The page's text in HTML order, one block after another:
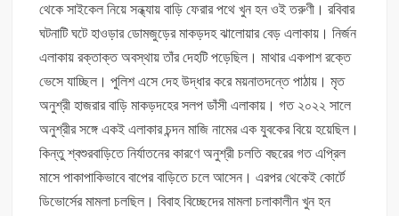
থেকে সাইকেল নিয়ে সন্ধ্যায় বাড়ি ফেরার পথে খুন হন ওই তরুণী। রবিবার
ঘটনাটি ঘটে হাওড়ার ডোমজুড়ের মাকড়দহ ঝালোয়ার বেড় এলাকায়। নির্জন
এলাকায় রক্তাক্ত অবস্থায় তাঁর দেহটি পড়েছিল। মাথার একপাশ রক্তে
ভেসে যাচ্ছিল। পুলিশ এসে দেহ উদ্ধার করে ময়নাতদন্তে পাঠায়। মৃত
অনুশ্রী হাজরার বাড়ি মাকড়দহের সলপ ডাঁসী এলাকায়। গত ২০২২ সালে
অনুশ্রীর সঙ্গে একই এলাকার চন্দন মাজি নামের এক যুবকের বিয়ে হয়েছিল।
কিন্তু শ্বশুরবাড়িতে নির্যাতনের কারণে অনুশ্রী চলতি বছরের গত এপ্রিল
মাসে পাকাপাকিভাবে বাপের বাড়িতে চলে আসেন। এরপর থেকেই কোর্টে
ডিভোর্সের মামলা চলছিল। বিবাহ বিচ্ছেদের মামলা চলাকালীন খুন হন